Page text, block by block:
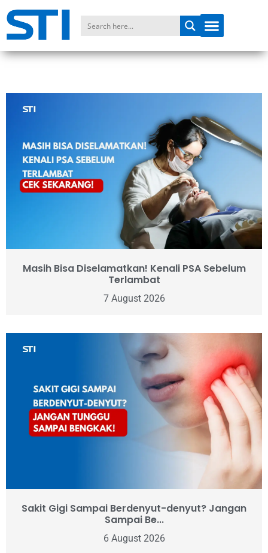
Masih Bisa Diselamatkan! Kenali PSA Sebelum
Terlambat
7 August 2026
Sakit Gigi Sampai Berdenyut-denyut? Jangan
Sampai Be...
6 August 2026